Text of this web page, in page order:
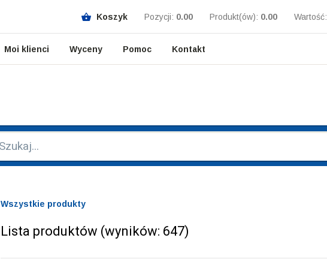
Koszyk Pozycji: 0.00 Produkt(ów): 0.00 Wartość:
Moi klienci Wyceny Pomoc Kontakt
Wszystkie produkty
Lista produktów (wyników: 647)